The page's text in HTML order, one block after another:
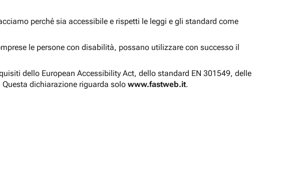
perché sia accessibile e rispetti le leggi e gli standard come
le persone con disabilità, possano utilizzare con successo il
dello European Accessibility Act, dello standard EN 301549, delle
dichiarazione riguarda solo www.fastweb.it.